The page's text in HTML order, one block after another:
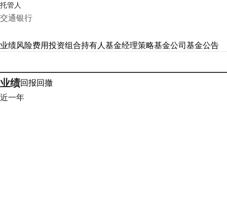
托管人
交通银行
业绩风险费用投资组合持有人基金经理策略基金公司基金公告
业绩回报回撤
近一年